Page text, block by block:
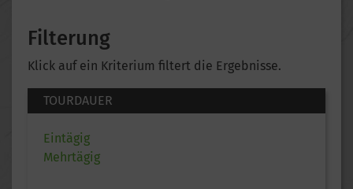
Filterung
Klick auf ein Kriterium filtert die Ergebnisse.
TOURDAUER
Eintägig
Mehrtägig